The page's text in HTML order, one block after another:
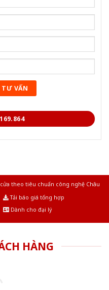
theo tiêu chuẩn công nghệ Châu
Tải báo giá tổng hợp
Dành cho đại lý
HÀNG